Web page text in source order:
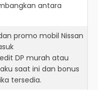
antara
promo mobil Nissan
DP murah atau
saat ini dan bonus
tersedia.